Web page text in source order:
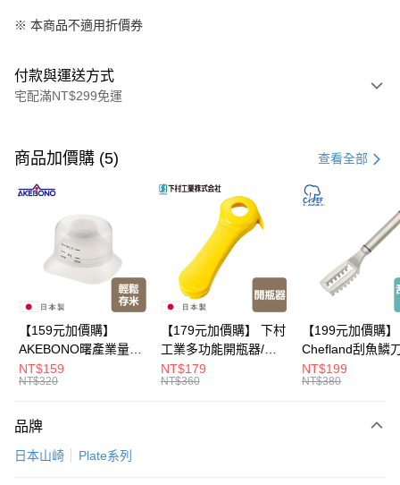
※ 本商品不適用折價券
付款與運送方式
宅配滿NT$299免運
信用卡一次付款
LINE Pay
Apple Pay
悠遊付
全盈+PAY
大哥付你分期
相關說明
2.付款方式選擇「大哥付你分期」，訂單成立後會自動跳轉到大哥付的交易
成交易。
運送方式
商品加價購 (5) 查看全部
【159元加價購】
AKEBONO曙產業量米
杯漏斗組(白)/量米杯/
米桶/量米用具/任二件8
NT$159
NT$320
【179元加價購】 下村
工業多功能開瓶器/開
瓶器/餐廚用品/料理道
具/任二件8折
NT$179
NT$360
【199元加價購】
Chefland刮魚鱗
魚鱗器/廚房用品/
道具/任二件8折
NT$199
NT$380
品牌
日本山崎 Plate系列